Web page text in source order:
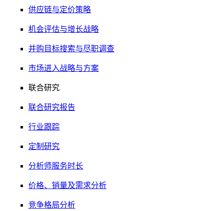
供应链与定价策略
机会评估与增长战略
并购目标搜索与尽职调查
市场进入战略与方案
联合研究
联合研究报告
行业跟踪
定制研究
分析师服务时长
价格、销量及需求分析
竞争格局分析